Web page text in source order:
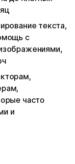
текста,
с
часто
и